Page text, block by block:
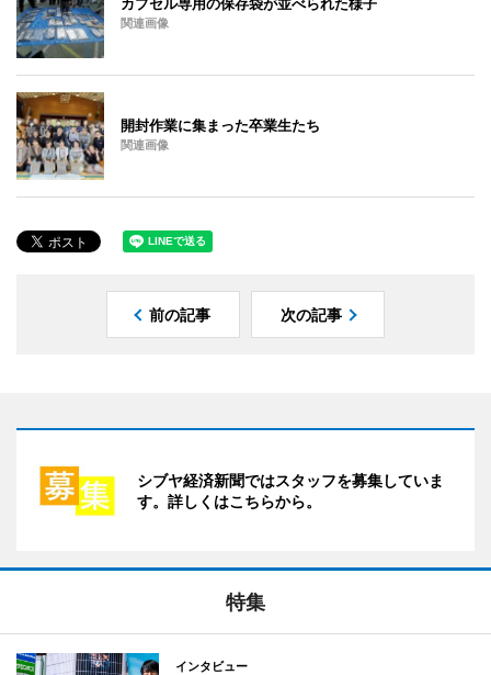
関連画像
開封作業に集まった卒業生たち
関連画像
前の記事 次の記事
シブヤ経済新聞ではスタッフを募集していま
す。詳しくはこちらから。
特集
インタビュー